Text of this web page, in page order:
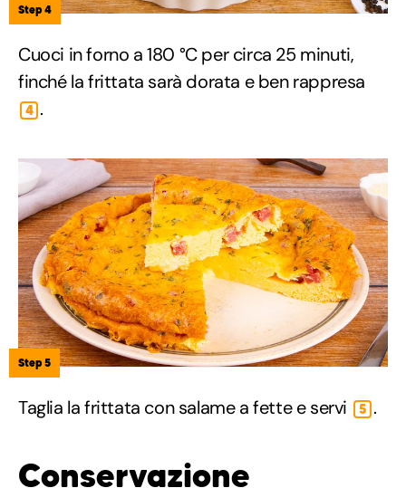
Step 4
Cuoci in forno a 180 °C per circa 25 minuti,
finché la frittata sarà dorata e ben rappresa
4 .
Step 5
Taglia la frittata con salame a fette e servi 5 .
Conservazione